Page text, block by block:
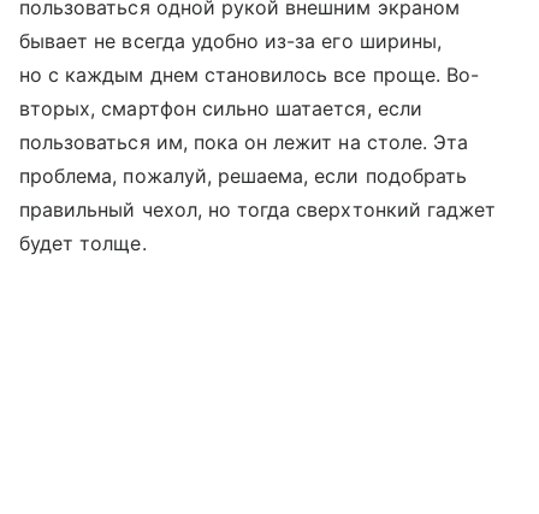
пользоваться одной рукой внешним экраном
бывает не всегда удобно из-за его ширины,
но с каждым днем становилось все проще. Во-
вторых, смартфон сильно шатается, если
пользоваться им, пока он лежит на столе. Эта
проблема, пожалуй, решаема, если подобрать
правильный чехол, но тогда сверхтонкий гаджет
будет толще.